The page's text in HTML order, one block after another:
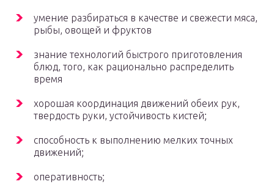
умение разбираться в качестве и свежести мяса,
рыбы, овощей и фруктов
знание технологий быстрого приготовления
блюд, того, как рационально распределить
время
хорошая координация движений обеих рук,
твердость руки, устойчивость кистей;
способность к выполнению мелких точных
движений;
оперативность;